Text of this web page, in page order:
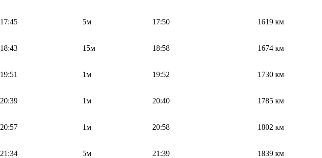
17:45 5м 17:50 1619 км
18:43 15м 18:58 1674 км
19:51 1м 19:52 1730 км
20:39 1м 20:40 1785 км
20:57 1м 20:58 1802 км
21:34 5м 21:39 1839 км